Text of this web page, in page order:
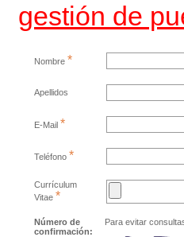
gestión de
Nombre *
Apellidos
E-Mail *
Teléfono *
Currículum
Vitae *
Número de
confirmación:
Para evitar